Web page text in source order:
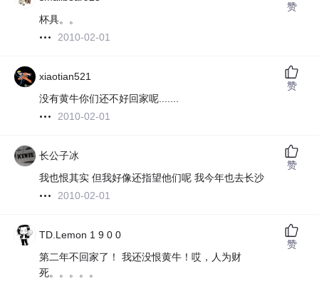
杯具。。
2010-02-01
赞
xiaotian521
没有黄牛你们还不好回家呢.......
2010-02-01
赞
长公子冰
我也恨其实 但我好像还指望他们呢 我今年也去长沙
2010-02-01
赞
TD.Lemon 1 9 0 0
第二年不回家了！ 我还没恨黄牛！哎，人为财
死。。。。。
赞